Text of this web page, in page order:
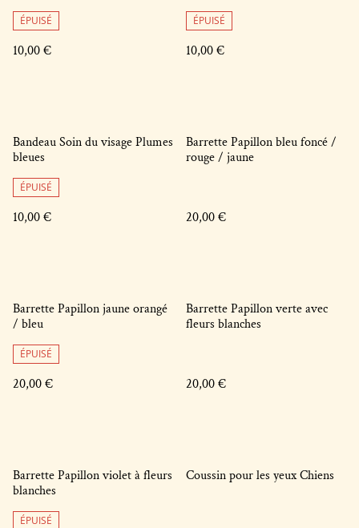
ÉPUISÉ
10,00 €
ÉPUISÉ
10,00 €
Bandeau Soin du visage Plumes
bleues
ÉPUISÉ
10,00 €
Barrette Papillon bleu foncé /
rouge / jaune
20,00 €
Barrette Papillon jaune orangé
/ bleu
ÉPUISÉ
20,00 €
Barrette Papillon verte avec
fleurs blanches
20,00 €
Barrette Papillon violet à fleurs
blanches
ÉPUISÉ
Coussin pour les yeux Chiens